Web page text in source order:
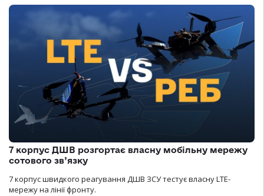
7 корпус ДШВ розгортає власну мобільну мережу
сотового зв’язку
7 корпус швидкого реагування ДШВ ЗСУ тестує власну LTE-
мережу на лінії фронту.